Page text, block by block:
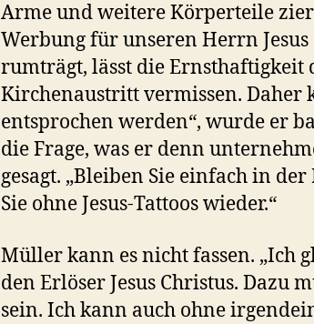
Arme und weitere Körperteile
Werbung für unseren Herrn
rumträgt, lässt die Ernsthaftigkeit
Kirchenaustritt vermissen. Daher
entsprochen werden“, wurde er
die Frage, was er denn
gesagt. „Bleiben Sie einfach in
Sie ohne Jesus-Tattoos wieder.“
Müller kann es nicht fassen. „Ich
den Erlöser Jesus Christus. Dazu
sein. Ich kann auch ohne